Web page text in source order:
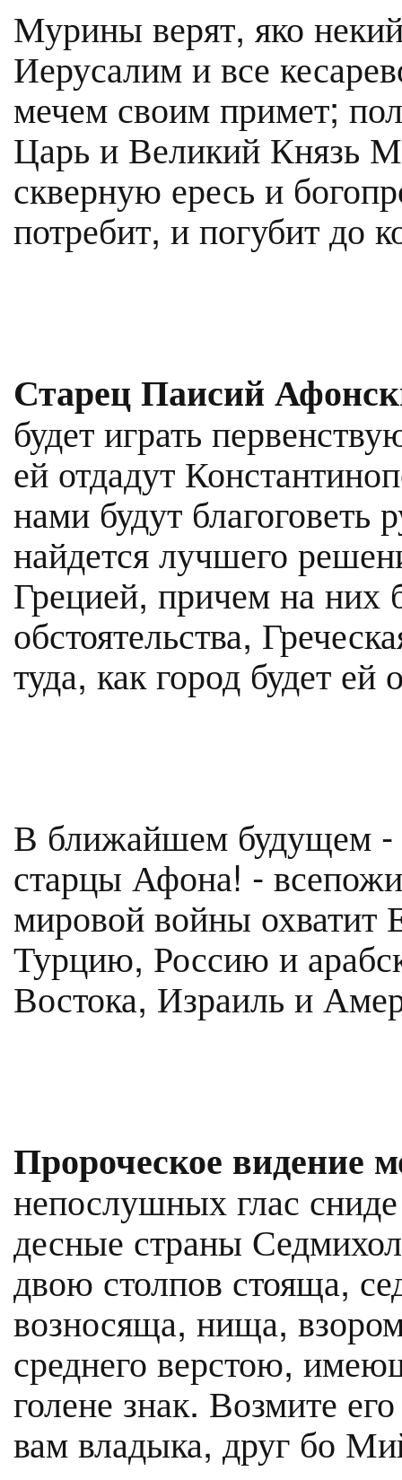
Мурины верят, яко
Иерусалим и все
мечем своим примет;
Царь и Великий Князь
скверную ересь и
потребит, и погубит до
Старец Паисий
будет играть
ей отдадут
нами будут благоговеть
найдется лучшего
Грецией, причем на них
обстоятельства,
туда, как город будет ей
В ближайшем будущем -
старцы Афона! -
мировой войны
Турцию, Россию и
Востока, Израиль и
Пророческое видение
непослушных глас
десные страны
двою столпов стояща,
возносяща, нища,
среднего верстою,
голене знак. Возмите
вам владыка, друг бо